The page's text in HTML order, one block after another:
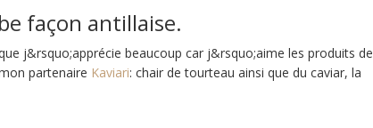
façon antillaise.
j&rsquo;apprécie beaucoup car j&rsquo;aime les produits de
partenaire Kaviari: chair de tourteau ainsi que du caviar, la